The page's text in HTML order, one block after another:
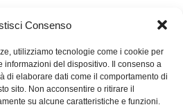
Consenso
utilizziamo tecnologie come i cookie per
informazioni del dispositivo. Il consenso a
di elaborare dati come il comportamento di
sito. Non acconsentire o ritirare il
su alcune caratteristiche e funzioni.
alla meta. Forse è inevitabile
mostrano che di fatto l’intelligenza
«buona» né intelligente, e ciò
evidentemente), né sappiamo se
energetici che tale scoperta